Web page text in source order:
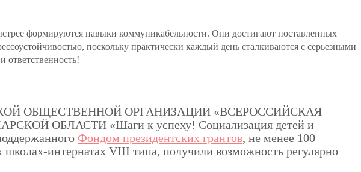
формируются навыки коммуникабельности. Они достигают поставленных
поскольку практически каждый день сталкиваются с серьезными
ответственность!
ОБЩЕСТВЕННОЙ ОРГАНИЗАЦИИ «ВСЕРОССИЙСКАЯ
ОБЛАСТИ «Шаги к успеху! Социализация детей и
Фондом президентских грантов, не менее 100
школах-интернатах VIII типа, получили возможность регулярно